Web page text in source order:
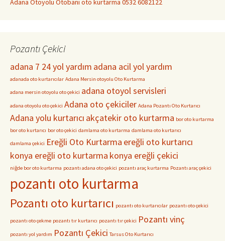
Adana Otoyolu Otobanı oto kurtarma 0532 6082122
Pozantı Çekici
adana 7 24 yol yardım adana acil yol yardım
adanada oto kurtarıcılar Adana Mersin otoyolu Oto Kurtarma
adana mersin otoyolu oto çekici adana otoyol servisleri
adana otoyolu oto çekici Adana oto çekiciler Adana Pozantı Oto Kurtarıcı
Adana yolu kurtarıcı akçatekir oto kurtarma bor oto kurtarma
bor oto kurtarıcı bor oto çekici damlama oto kurtarma damlama oto kurtarıcı
damlama çekici Ereğli Oto Kurtarma ereğli oto kurtarıcı
konya ereğli oto kurtarma konya ereğli çekici
niğde bor oto kurtarma pozantı adana oto çekici pozantı araç kurtarma Pozantı araç çekici
pozantı oto kurtarma
Pozantı oto kurtarıcı pozantı oto kurtarıcılar pozantı oto çekici
pozantı oto çekme pozantı tır kurtarıcı pozantı tır çekici Pozantı vinç
pozantı yol yardım Pozantı Çekici Tarsus Oto Kurtarıcı